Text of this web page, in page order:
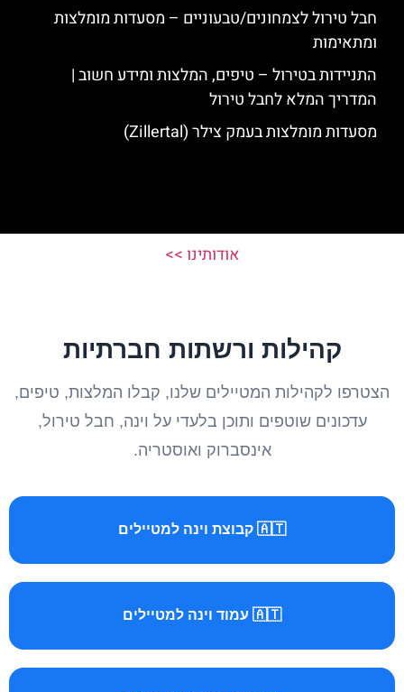
חבל טירול לצמחונים/טבעוניים – מסעדות מומלצות
ומתאימות
התניידות בטירול – טיפים, המלצות ומידע חשוב |
המדריך המלא לחבל טירול
מסעדות מומלצות בעמק צילר (Zillertal)
אודותינו >>
קהילות ורשתות חברתיות
הצטרפו לקהילות המטיילים שלנו, קבלו המלצות, טיפים,
עדכונים שוטפים ותוכן בלעדי על וינה, חבל טירול,
אינסברוק ואוסטריה.
🇦🇹 קבוצת וינה למטיילים
🇦🇹 עמוד וינה למטיילים